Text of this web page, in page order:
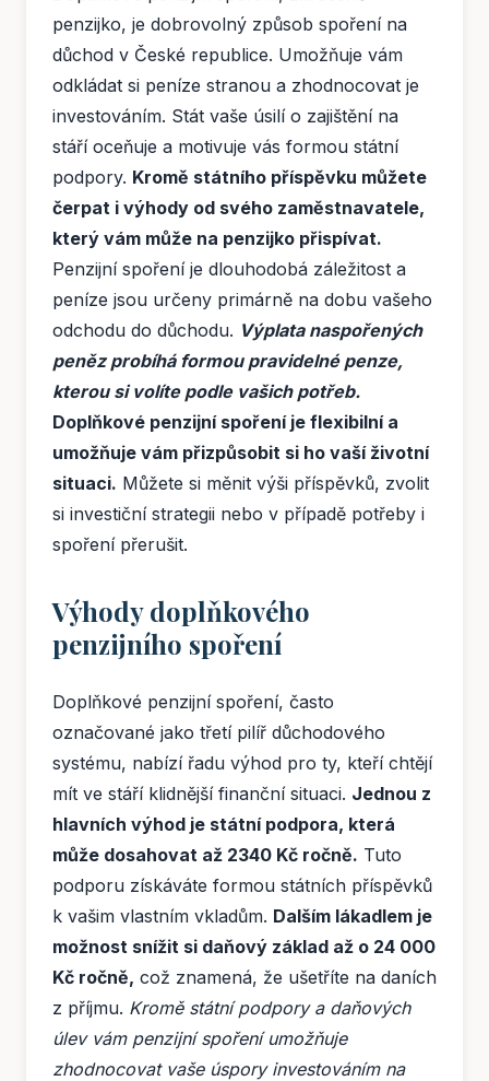
penzijko, je dobrovolný způsob spoření na
důchod v České republice. Umožňuje vám
odkládat si peníze stranou a zhodnocovat je
investováním. Stát vaše úsilí o zajištění na
stáří oceňuje a motivuje vás formou státní
podpory. Kromě státního příspěvku můžete
čerpat i výhody od svého zaměstnavatele,
který vám může na penzijko přispívat.
Penzijní spoření je dlouhodobá záležitost a
peníze jsou určeny primárně na dobu vašeho
odchodu do důchodu. Výplata naspořených
peněz probíhá formou pravidelné penze,
kterou si volíte podle vašich potřeb.
Doplňkové penzijní spoření je flexibilní a
umožňuje vám přizpůsobit si ho vaší životní
situaci. Můžete si měnit výši příspěvků, zvolit
si investiční strategii nebo v případě potřeby i
spoření přerušit.
Výhody doplňkového
penzijního spoření
Doplňkové penzijní spoření, často
označované jako třetí pilíř důchodového
systému, nabízí řadu výhod pro ty, kteří chtějí
mít ve stáří klidnější finanční situaci. Jednou z
hlavních výhod je státní podpora, která
může dosahovat až 2340 Kč ročně. Tuto
podporu získáváte formou státních příspěvků
k vašim vlastním vkladům. Dalším lákadlem je
možnost snížit si daňový základ až o 24 000
Kč ročně, což znamená, že ušetříte na daních
z příjmu. Kromě státní podpory a daňových
úlev vám penzijní spoření umožňuje
zhodnocovat vaše úspory investováním na